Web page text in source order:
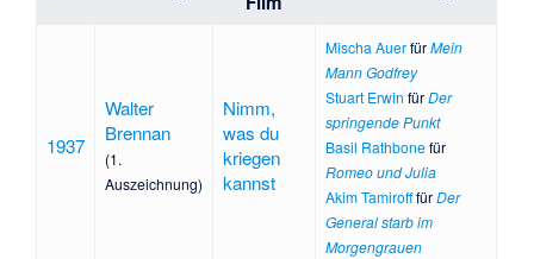
1937
Walter
Brennan
(1.
Auszeichnung)
Nimm,
was du
kriegen
kannst
Mischa AuerfürMein
Mann Godfrey
Stuart Erwin fürDer
springende Punkt
Basil Rathbonefür
Romeo und Julia
Akim TamirofffürDer
General starb im
Morgengrauen